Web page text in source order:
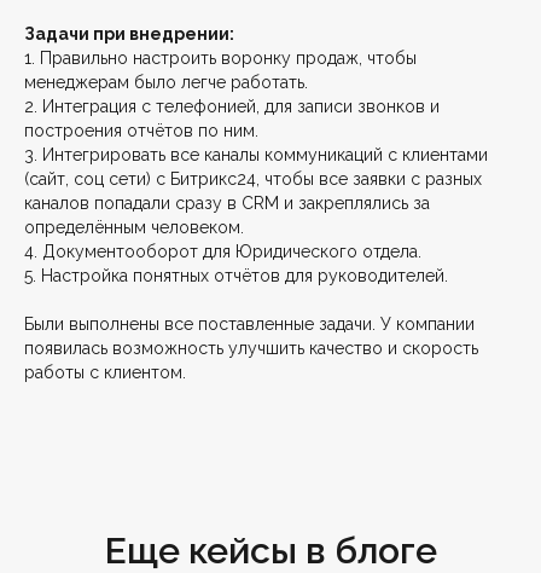
Задачи при внедрении:
1. Правильно настроить воронку продаж, чтобы
менеджерам было легче работать.
2. Интеграция с телефонией, для записи звонков и
построения отчётов по ним.
3. Интегрировать все каналы коммуникаций с клиентами
(сайт, соц сети) с Битрикс24, чтобы все заявки с разных
каналов попадали сразу в CRM и закреплялись за
определённым человеком.
4. Документооборот для Юридического отдела.
5. Настройка понятных отчётов для руководителей.
Были выполнены все поставленные задачи. У компании
появилась возможность улучшить качество и скорость
работы с клиентом.
Еще кейсы в блоге